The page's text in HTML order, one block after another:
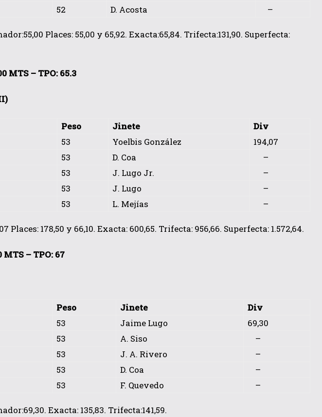
52 D. Acosta –
Places: 55,00 y 65,92. Exacta:65,84. Trifecta:131,90. Superfecta:
MTS – TPO: 65.3
Peso Jinete
Div
53 Yoelbis González
194,07
53 D. Coa
–
53 J. Lugo Jr.
–
53 J. Lugo
–
53 L. Mejías –
Places: 178,50 y 66,10. Exacta: 600,65. Trifecta: 956,66. Superfecta: 1.572,64.
MTS – TPO: 67
Peso Jinete
Div
53 Jaime Lugo
69,30
53 A. Siso
–
53 J. A. Rivero
–
53 D. Coa
–
53 F. Quevedo –
Exacta: 135,83. Trifecta:141,59.